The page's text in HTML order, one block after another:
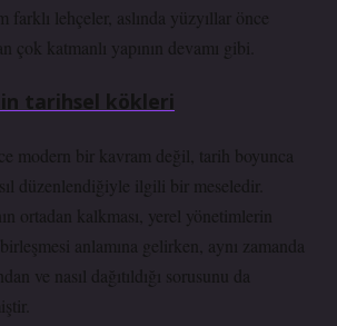
farklı lehçeler, aslında yüzyıllar önce
çok katmanlı yapının devamı gibi.
tarihsel kökleri
modern bir kavram değil, tarih boyunca
düzenlendiğiyle ilgili bir meseledir.
ortadan kalkması, yerel yönetimlerin
anlamına gelirken, aynı zamanda
ve nasıl dağıtıldığı sorusunu da